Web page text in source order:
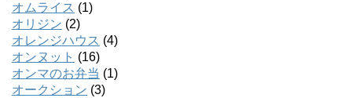
オムライス (1)
オリジン (2)
オレンジハウス (4)
オンヌット (16)
オンマのお弁当 (1)
オークション (3)